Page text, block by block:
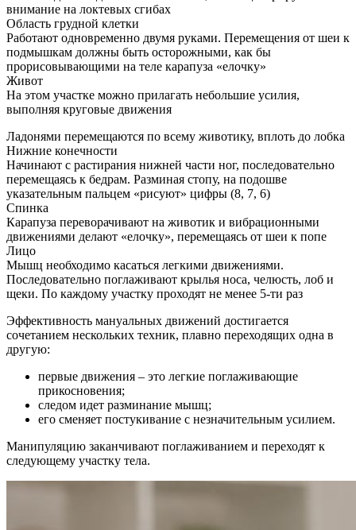
внимание на локтевых сгибах
Область грудной клетки
Работают одновременно двумя руками. Перемещения от шеи к
подмышкам должны быть осторожными, как бы
прорисовывающими на теле карапуза «елочку»
Живот
На этом участке можно прилагать небольшие усилия,
выполняя круговые движения
Ладонями перемещаются по всему животику, вплоть до лобка
Нижние конечности
Начинают с растирания нижней части ног, последовательно
перемещаясь к бедрам. Разминая стопу, на подошве
указательным пальцем «рисуют» цифры (8, 7, 6)
Спинка
Карапуза переворачивают на животик и вибрационными
движениями делают «елочку», перемещаясь от шеи к попе
Лицо
Мышц необходимо касаться легкими движениями.
Последовательно поглаживают крылья носа, челюсть, лоб и
щеки. По каждому участку проходят не менее 5-ти раз
Эффективность мануальных движений достигается
сочетанием нескольких техник, плавно переходящих одна в
другую:
первые движения – это легкие поглаживающие
прикосновения;
следом идет разминание мышц;
его сменяет постукивание с незначительным усилием.
Манипуляцию заканчивают поглаживанием и переходят к
следующему участку тела.